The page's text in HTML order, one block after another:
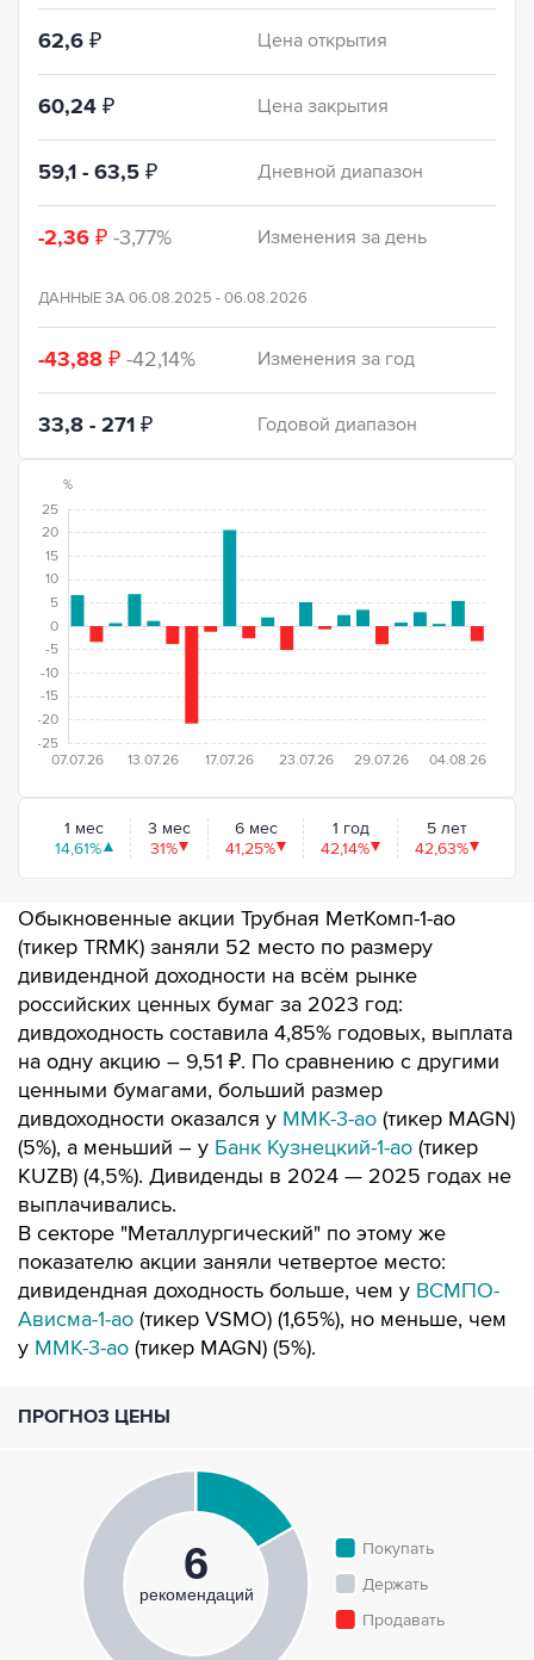
%
-25
-20
-15
-10
-5
0
5
10
15
20
25
07.07.26 13.07.26 17.07.26 23.07.26 29.07.26 04.08.26
1 мес
14,61%
3 мес
31%
6 мес
41,25%
1 год
42,14%
5 лет
42,63%
62,6 ₽ Цена открытия
60,24 ₽ Цена закрытия
59,1 - 63,5 ₽ Дневной диапазон
-2,36 ₽ -3,77% Изменения за день
ДАННЫЕ ЗА06.08.2025 - 06.08.2026
-43,88 ₽ -42,14% Изменения за год
33,8 - 271 ₽ Годовой диапазон
Обыкновенные акции Трубная МетКомп-1-ао
(тикер TRMK) заняли 52 место по размеру
дивидендной доходности на всём рынке
российских ценных бумаг за 2023 год:
дивдоходность составила 4,85% годовых, выплата
на одну акцию – 9,51 ₽. По сравнению с другими
ценными бумагами, больший размер
дивдоходности оказался у ММК-3-ао (тикер MAGN)
(5%), а меньший – у Банк Кузнецкий-1-ао (тикер
KUZB) (4,5%). Дивиденды в 2024 — 2025 годах не
выплачивались.
В секторе "Металлургический" по этому же
показателю акции заняли четвертое место:
дивидендная доходность больше, чем у ВСМПО-
Ависма-1-ао (тикер VSMO) (1,65%), но меньше, чем
у ММК-3-ао (тикер MAGN) (5%).
ПРОГНОЗ ЦЕНЫ
Покупать
Держать
Продавать
6
рекомендаций